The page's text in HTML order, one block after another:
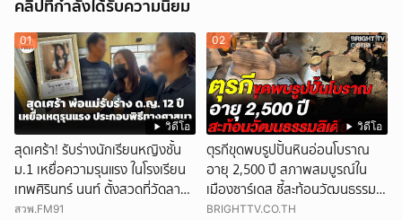
คลิปที่กำลังได้รับความนิยม
วิดีโอ
01
สุดเศร้า! รับร่างนักเรียนหญิงชั้น
ม.1 เหยื่อความรุนแรง ในโรงเรียน
เทพศิรินทร์ นนท์ ตั้งสวดที่วัดลาด
ปลาดุก
สวพ.FM91
วิดีโอ
02
ตุรกีขุดพบรูปปั้นหินอ่อนโบราณ
อายุ 2,500 ปี สภาพสมบูรณ์ใน
เมืองซาร์เดส ชี้สะท้อนวัฒนธรรมลิ
เดีย
BRIGHTTV.CO.TH